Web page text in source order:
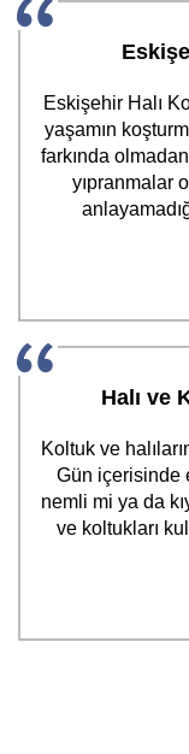
Eskişehir Halı
yaşamın
farkında
yıpranmalar
Halı ve
Koltuk ve
Gün içerisinde
nemli mi ya da
ve koltukları